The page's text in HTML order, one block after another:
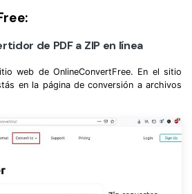
de PDF a ZIP en línea
web de OnlineConvertFree. En el sitio
en la página de conversión a archivos